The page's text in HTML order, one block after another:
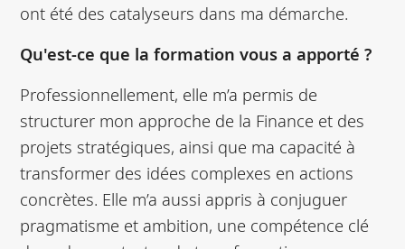
ont été des catalyseurs dans ma démarche.
Qu'est-ce que la formation vous a apporté ?
Professionnellement, elle m’a permis de
structurer mon approche de la Finance et des
projets stratégiques, ainsi que ma capacité à
transformer des idées complexes en actions
concrètes. Elle m’a aussi appris à conjuguer
pragmatisme et ambition, une compétence clé